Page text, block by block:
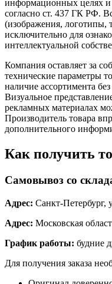
информационных целях и
согласно ст. 437 ГК РФ.
(изображения, логотипы,
исключительно для
интеллектуальной
Компания оставляет за
технические параметры
наличие ассортимента
Визуальное
рекламных материалах
Производитель товара
дополнительного
Как получить
Самовывоз со
Адрес: Санкт-Петербург,
Адрес: Московская
График работы: будние
Для получения заказа